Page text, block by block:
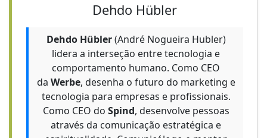
Dehdo Hübler
Dehdo Hübler(André Nogueira Hubler)
lidera a interseção entre tecnologia e
comportamento humano. Como CEO
da Werbe, desenha o futuro do marketing e
tecnologia para empresas e profissionais.
Como CEO do Spind, desenvolve pessoas
através da comunicação estratégica e